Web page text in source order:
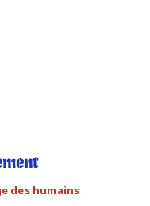
des humains